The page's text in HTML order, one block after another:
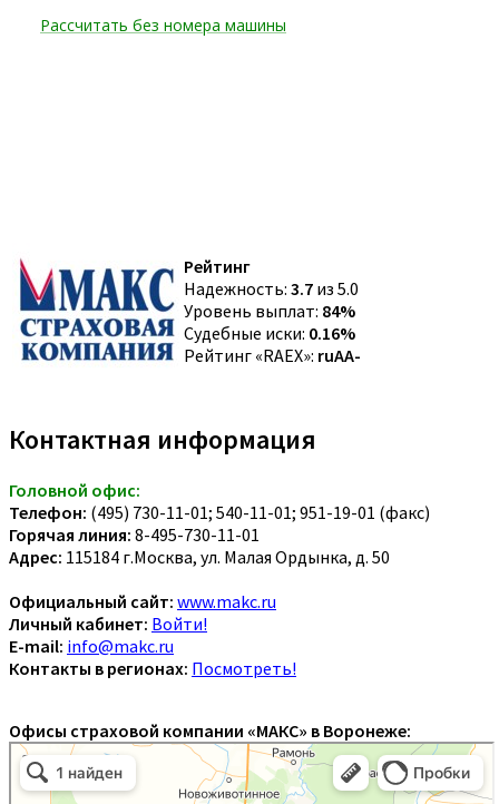
Рейтинг
Надежность: 3.7 из 5.0
Уровень выплат: 84%
Судебные иски: 0.16%
Рейтинг «RAEX»: ruAA-
Контактная информация
Головной офис:
Телефон: (495) 730-11-01; 540-11-01; 951-19-01 (факс)
Горячая линия: 8-495-730-11-01
Адрес: 115184 г.Москва, ул. Малая Ордынка, д. 50
Официальный сайт: www.makc.ru
Личный кабинет: Войти!
E-mail: info@makc.ru
Контакты в регионах: Посмотреть!
Офисы страховой компании «МАКС» в Воронеже: